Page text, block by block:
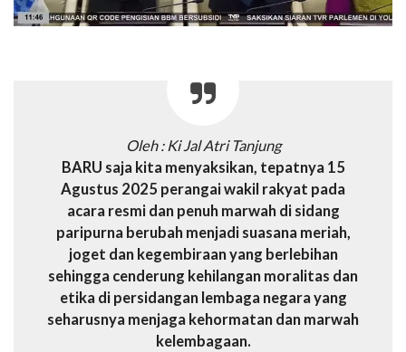
Oleh : Ki Jal Atri Tanjung
BARU saja kita menyaksikan, tepatnya 15
Agustus 2025 perangai wakil rakyat pada
acara resmi dan penuh marwah di sidang
paripurna berubah menjadi suasana meriah,
joget dan kegembiraan yang berlebihan
sehingga cenderung kehilangan moralitas dan
etika di persidangan lembaga negara yang
seharusnya menjaga kehormatan dan marwah
kelembagaan.